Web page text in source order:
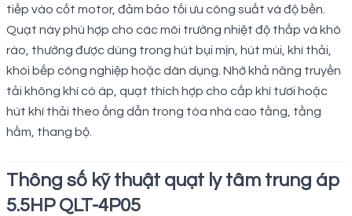
tiếp vào cốt motor, đảm bảo tối ưu công suất và độ bền.
Quạt này phù hợp cho các môi trường nhiệt độ thấp và khô
ráo, thường được dùng trong hút bụi mịn, hút mùi, khí thải,
khói bếp công nghiệp hoặc dân dụng. Nhờ khả năng truyền
tải không khí có áp, quạt thích hợp cho cấp khí tươi hoặc
hút khí thải theo ống dẫn trong tòa nhà cao tầng, tầng
hầm, thang bộ.
Thông số kỹ thuật quạt ly tâm trung áp
5.5HP QLT-4P05